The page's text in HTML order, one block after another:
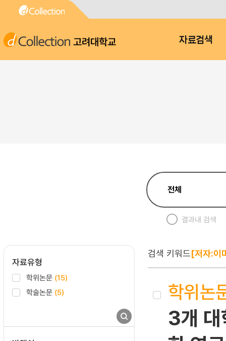
고려대학교 자료검색
결과내 검색
자료유형
학위논문 (15)
학술논문 (5)
검색 키워드[저자:이
학위논
3개 대